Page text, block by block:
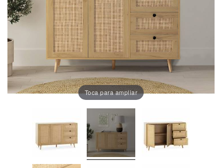
Oficina
Lámparas
Baño
Toca para ampliar